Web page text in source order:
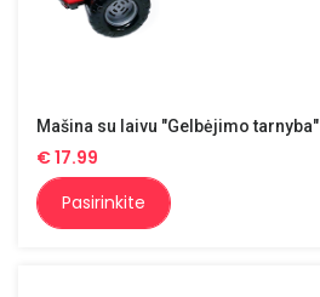
Mašina su laivu "Gelbėjimo tarnyba"
€17.99
Pasirinkite